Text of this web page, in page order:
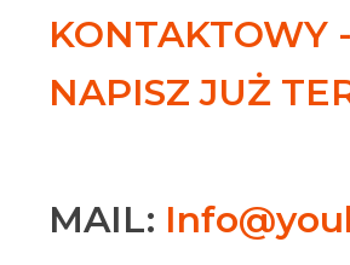
KONTAKTOWY -
NAPISZ JUŻ
MAIL: